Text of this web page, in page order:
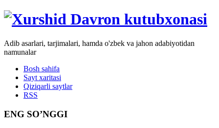
Adib asarlari, tarjimalari, hamda o'zbek va jahon adabiyotidan
namunalar
Bosh sahifa
Sayt xaritasi
Qiziqarli saytlar
RSS
ENG SO’NGGI